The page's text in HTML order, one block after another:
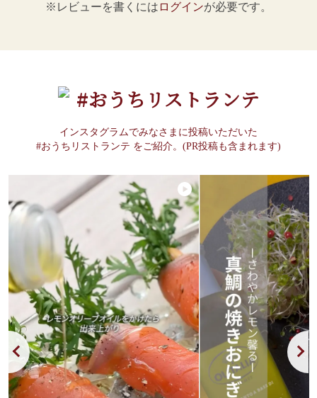
※レビューを書くには ログインが必要です。
#おうちリストランテ
インスタグラムでみなさまに投稿いただいた
#おうちリストランテ をご紹介。(PR投稿も含まれます)